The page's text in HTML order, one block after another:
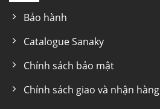
Bảo hành
Catalogue Sanaky
Chính sách bảo mật
Chính sách giao và nhận hàng